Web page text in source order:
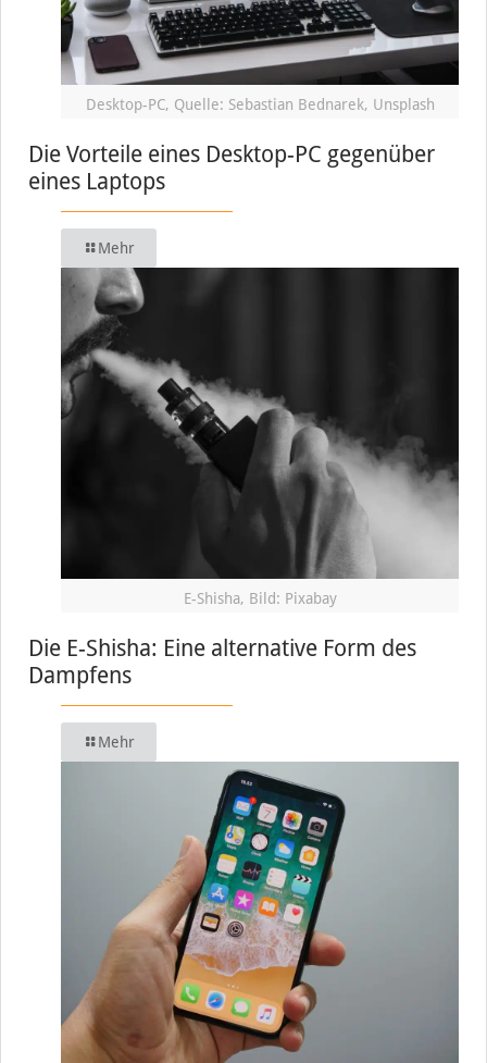
Desktop-PC, Quelle: Sebastian Bednarek, Unsplash
Die Vorteile eines Desktop-PC gegenüber
eines Laptops
Mehr
E-Shisha, Bild: Pixabay
Die E-Shisha: Eine alternative Form des
Dampfens
Mehr